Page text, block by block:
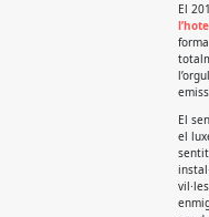
El
El
el